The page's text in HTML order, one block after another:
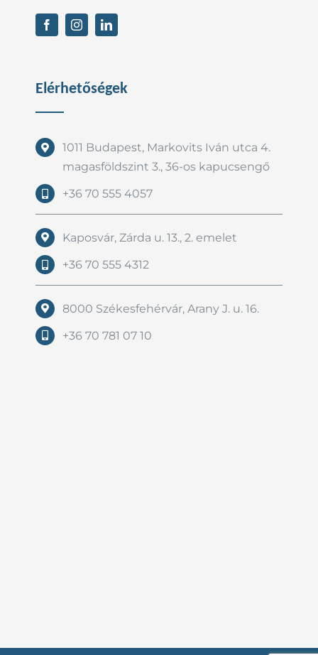
Elérhetőségek
1011 Budapest, Markovits Iván utca 4.
magasföldszint 3., 36-os kapucsengő
+36 70 555 4057
Kaposvár, Zárda u. 13., 2. emelet
+36 70 555 4312
8000 Székesfehérvár, Arany J. u. 16.
+36 70 781 07 10